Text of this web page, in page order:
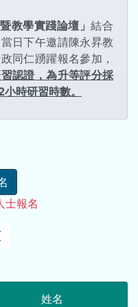
教學實踐論壇」結合
日下午邀請陳永昇教
同仁踴躍報名參加，
認證，為升等評分採
時研習時數。
士報名
姓名